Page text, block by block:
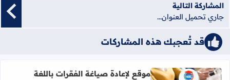
المشاركة التالية
جاري تحميل العنوان...
قد تُعجبك هذه المشاركات
موقع لإعادة صياغة الفقرات باللغة